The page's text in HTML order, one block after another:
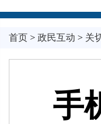
首页> 政民互动 > 关
手